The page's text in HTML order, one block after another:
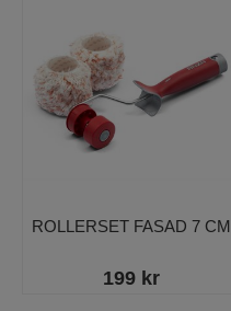
ROLLERSET FASAD 7 CM
199 kr